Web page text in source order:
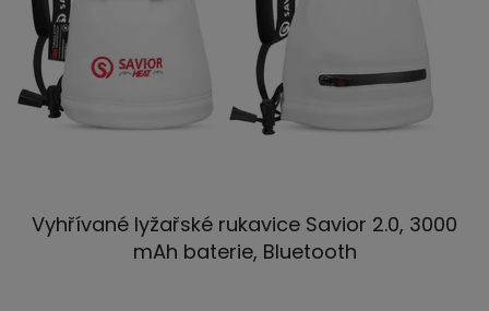
Vyhřívané lyžařské rukavice Savior 2.0, 3000
mAh baterie, Bluetooth